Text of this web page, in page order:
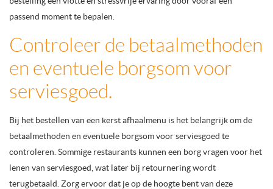
passend moment te bepalen.
Controleer de betaalmethoden
en eventuele borgsom voor
serviesgoed.
Bij het bestellen van een kerst afhaalmenu is het belangrijk om de
betaalmethoden en eventuele borgsom voor serviesgoed te
controleren. Sommige restaurants kunnen een borg vragen voor het
lenen van serviesgoed, wat later bij retournering wordt
terugbetaald. Zorg ervoor dat je op de hoogte bent van deze